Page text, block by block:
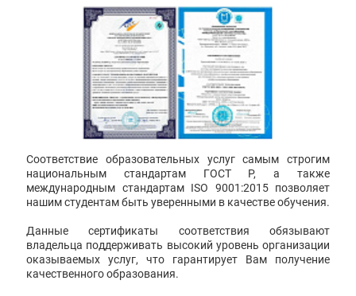
Соответствие образовательных услуг самым строгим
национальным стандартам ГОСТ Р, а также
международным стандартам ISO 9001:2015 позволяет
нашим студентам быть уверенными в качестве обучения.
Данные сертификаты соответствия обязывают
владельца поддерживать высокий уровень организации
оказываемых услуг, что гарантирует Вам получение
качественного образования.